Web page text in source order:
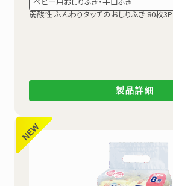
弱酸性ふんわりタッチのおしりふき 80枚3P
製品詳細